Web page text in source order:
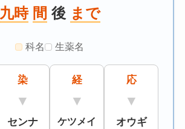
九時 間 後 まで
科名 生薬名
染
▼
センナ
経
▼
ケツメイ
応
▼
オウギ